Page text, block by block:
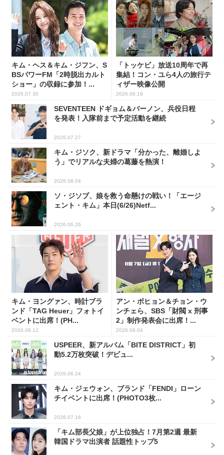
キム・ヘス＆キム・ジフン、S
BSパワーFM「2時脱出カルト
ショー」の収録に参加！...
2026.07.30
「トッケビ」放送10周年で再
集結！コン・ユら4人の旅行テ
ィザー映像公開
2026.06.19
SEVENTEEN ドギョム＆バーノン、兵役日程
を発表！入隊前まで予定活動を継続
2026.07.27
キム・ジソク、新ドラマ「分かった、離婚しよ
う」でリアルな夫婦の葛藤を熱演！
2026.08.04
ソ・ジソブ、娘を救う命懸けの戦い！「エージ
ェント・キム」本日(6/26)Netf...
2026.06.26
キム・ヨングァン、時計ブラ
ンド「TAG Heuer」フォトイ
ベントに出席！(PH...
2026.06.12
アン・ボヒョン＆チョン・ウ
ンチェら、SBS「財閥 x 刑事
2」制作発表会に出席！...
2026.08.04
USPEER、新アルバム「BITE DISTRICT」初
動5.2万枚突破！デビュ...
2026.06.24
キム・ジェウォン、ブランド「FENDI」ローン
チイベントに出席！(PHOTO3枚...
2026.07.16
「キム部長父娘」が上位独占！7月第2週 最新
韓国ドラマ出演者 話題性トップ5